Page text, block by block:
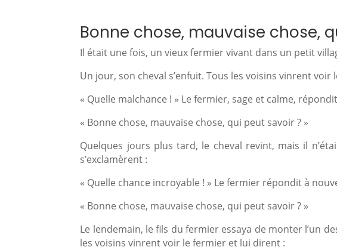
Bonne chose, mauvaise chose,
Il était une fois, un vieux fermier vivant dans un petit
Un jour, son cheval s’enfuit. Tous les voisins vinrent
« Quelle malchance ! » Le fermier, sage et calme,
« Bonne chose, mauvaise chose, qui peut savoir ? »
Quelques jours plus tard, le cheval revint, mais il
s’exclamèrent :
« Quelle chance incroyable ! » Le fermier répondit à
« Bonne chose, mauvaise chose, qui peut savoir ? »
Le lendemain, le fils du fermier essaya de monter l’un
les voisins vinrent voir le fermier et lui dirent :